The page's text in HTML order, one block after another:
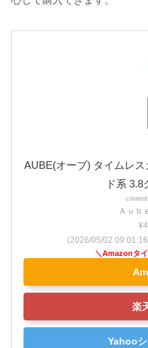
AUBE(オーブ) タイムレ
ド系 3.8
Ａｕｂ
(2026/05/02
楽
Yahoo